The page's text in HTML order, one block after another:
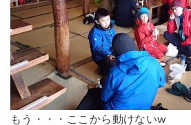
もう・・・ここから動けないw